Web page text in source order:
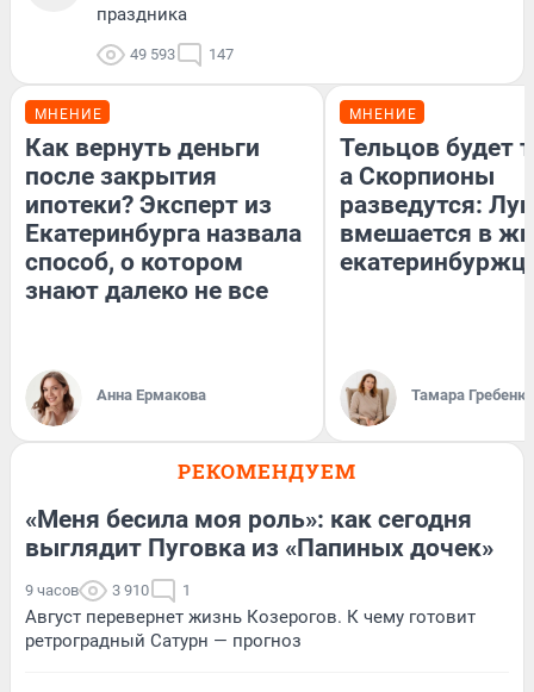
праздника
49 593 147
МНЕНИЕ
Как вернуть деньги
после закрытия
ипотеки? Эксперт из
Екатеринбурга назвала
способ, о котором
знают далеко не все
Анна Ермакова
МНЕНИЕ
Тельцов будет
а Скорпионы
разведутся:
вмешается в
Тамара
РЕКОМЕНДУЕМ
«Меня бесила моя роль»: как сегодня
выглядит Пуговка из «Папиных дочек»
9 часов 3 910 1
Август перевернет жизнь Козерогов. К чему готовит
ретроградный Сатурн — прогноз